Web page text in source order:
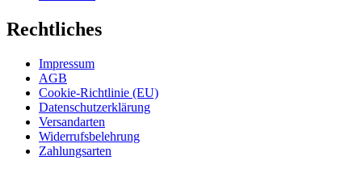
Rechtliches
Impressum
AGB
Cookie-Richtlinie (EU)
Datenschutzerklärung
Versandarten
Widerrufsbelehrung
Zahlungsarten